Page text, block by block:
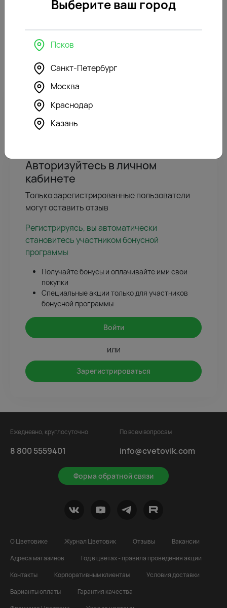
Отзывы покупателей 0
Ваш отзыв о товаре может быть первым.
Авторизуйтесь в личном
кабинете
Только зарегистрированные пользователи
могут оставить отзыв
Регистрируясь, вы автоматически
становитесь участником бонусной
программы
Получайте бонусы и оплачивайте ими свои
покупки
Специальные акции только для участников
бонусной программы
Войти
или
Зарегистрироваться
Ежедневно, круглосуточно
8 800 5559401
Форма обратной связи
По всем вопросам
info@cvetovik.com
О Цветовике Журнал Цветовик Отзывы
Вакансии
Адреса магазинов
Год в цветах - правила проведения акции
Контакты
Корпоративным клиентам
Условия доставки
Варианты оплаты
Гарантия качества
Выберите ваш город
Псков
Санкт-Петербург
Москва
Краснодар
Казань